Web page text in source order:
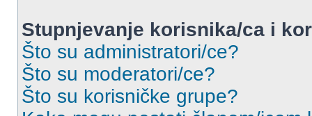
Stupnjevanje korisnika/ca i
Što su administratori/ce?
Što su moderatori/ce?
Što su korisničke grupe?